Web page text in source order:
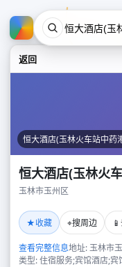
返回
恒大酒店(玉林火车站中药
恒大酒店(玉林火
玉林市玉州区
★收藏 ⌖搜周边 📱
查看完整信息地址: 玉林市
类型: 住宿服务;宾馆酒店;宾